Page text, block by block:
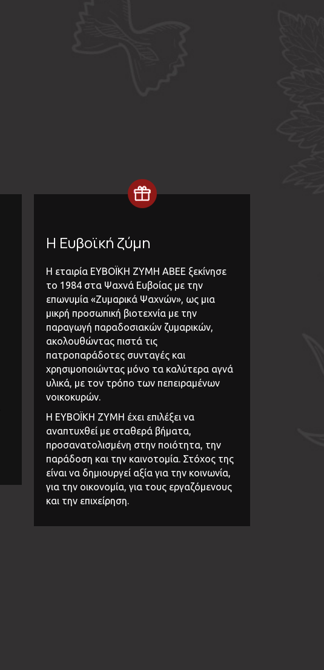
Η Ευβοϊκή ζύμη
Η εταιρία ΕΥΒΟΪΚΗ ΖΥΜΗ ΑΒΕΕ ξεκίνησε
το 1984 στα Ψαχνά Ευβοίας με την
επωνυμία «Ζυμαρικά Ψαχνών», ως μια
μικρή προσωπική βιοτεχνία με την
παραγωγή παραδοσιακών ζυμαρικών,
ακολουθώντας πιστά τις
πατροπαράδοτες συνταγές και
χρησιμοποιώντας μόνο τα καλύτερα αγνά
υλικά, με τον τρόπο των πεπειραμένων
νοικοκυρών.
Η ΕΥΒΟΪΚΗ ΖΥΜΗ έχει επιλέξει να
αναπτυχθεί με σταθερά βήματα,
προσανατολισμένη στην ποιότητα, την
παράδοση και την καινοτομία. Στόχος της
είναι να δημιουργεί αξία για την κοινωνία,
για την οικονομία, για τους εργαζόμενους
και την επιχείρηση.